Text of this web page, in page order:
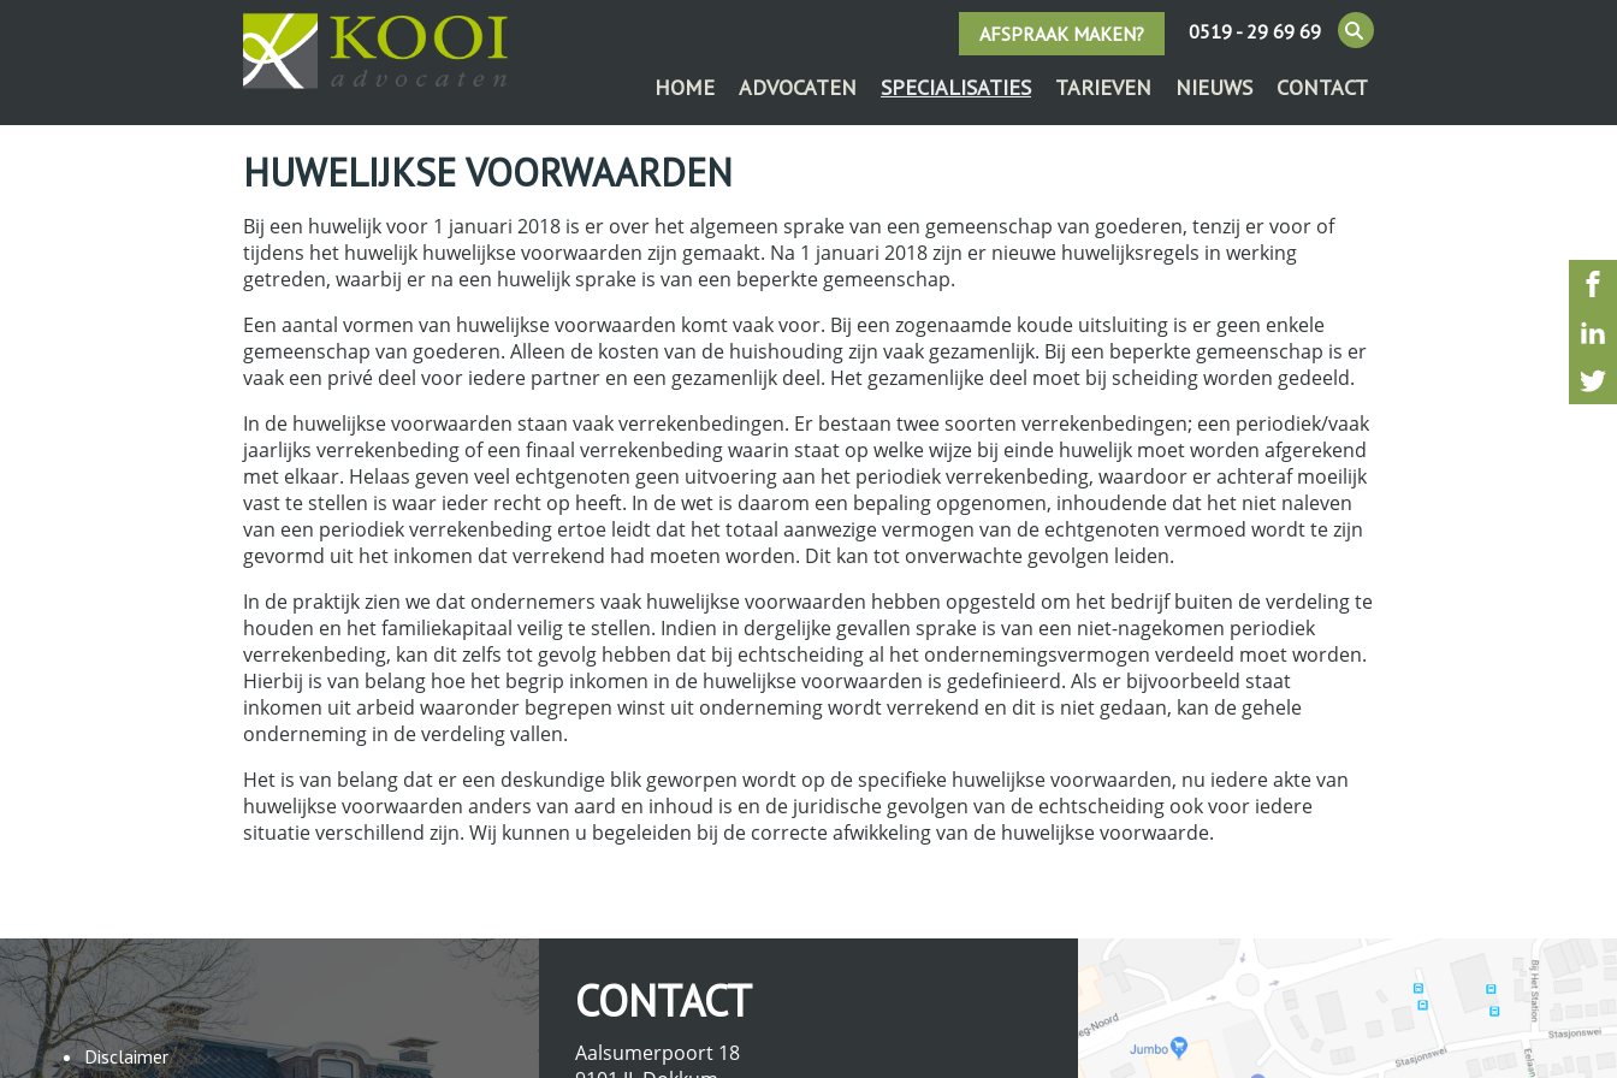
AFSPRAAK MAKEN? 0519 - 29 69 69
HOME ADVOCATEN SPECIALISATIES TARIEVEN NIEUWS CONTACT
HUWELIJKSE VOORWAARDEN
Bij een huwelijk voor 1 januari 2018 is er over het algemeen sprake van een gemeenschap van goederen, tenzij er voor of
tijdens het huwelijk huwelijkse voorwaarden zijn gemaakt. Na 1 januari 2018 zijn er nieuwe huwelijksregels in werking
getreden, waarbij er na een huwelijk sprake is van een beperkte gemeenschap.
Een aantal vormen van huwelijkse voorwaarden komt vaak voor. Bij een zogenaamde koude uitsluiting is er geen enkele
gemeenschap van goederen. Alleen de kosten van de huishouding zijn vaak gezamenlijk. Bij een beperkte gemeenschap is er
vaak een privé deel voor iedere partner en een gezamenlijk deel. Het gezamenlijke deel moet bij scheiding worden gedeeld.
In de huwelijkse voorwaarden staan vaak verrekenbedingen. Er bestaan twee soorten verrekenbedingen; een periodiek/vaak
jaarlijks verrekenbeding of een finaal verrekenbeding waarin staat op welke wijze bij einde huwelijk moet worden afgerekend
met elkaar. Helaas geven veel echtgenoten geen uitvoering aan het periodiek verrekenbeding, waardoor er achteraf moeilijk
vast te stellen is waar ieder recht op heeft. In de wet is daarom een bepaling opgenomen, inhoudende dat het niet naleven
van een periodiek verrekenbeding ertoe leidt dat het totaal aanwezige vermogen van de echtgenoten vermoed wordt te zijn
gevormd uit het inkomen dat verrekend had moeten worden. Dit kan tot onverwachte gevolgen leiden.
In de praktijk zien we dat ondernemers vaak huwelijkse voorwaarden hebben opgesteld om het bedrijf buiten de verdeling te
houden en het familiekapitaal veilig te stellen. Indien in dergelijke gevallen sprake is van een niet-nagekomen periodiek
verrekenbeding, kan dit zelfs tot gevolg hebben dat bij echtscheiding al het ondernemingsvermogen verdeeld moet worden.
Hierbij is van belang hoe het begrip inkomen in de huwelijkse voorwaarden is gedefinieerd. Als er bijvoorbeeld staat
inkomen uit arbeid waaronder begrepen winst uit onderneming wordt verrekend en dit is niet gedaan, kan de gehele
onderneming in de verdeling vallen.
Het is van belang dat er een deskundige blik geworpen wordt op de specifieke huwelijkse voorwaarden, nu iedere akte van
huwelijkse voorwaarden anders van aard en inhoud is en de juridische gevolgen van de echtscheiding ook voor iedere
situatie verschillend zijn. Wij kunnen u begeleiden bij de correcte afwikkeling van de huwelijkse voorwaarde.
Disclaimer
CONTACT
Aalsumerpoort 18